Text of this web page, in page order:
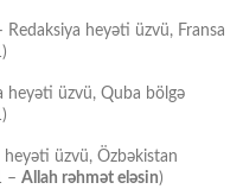
Redaksiya heyəti üzvü, Fransa
heyəti üzvü, Quba bölgə
üzvü, Özbəkistan
– Allah rəhmət eləsin)